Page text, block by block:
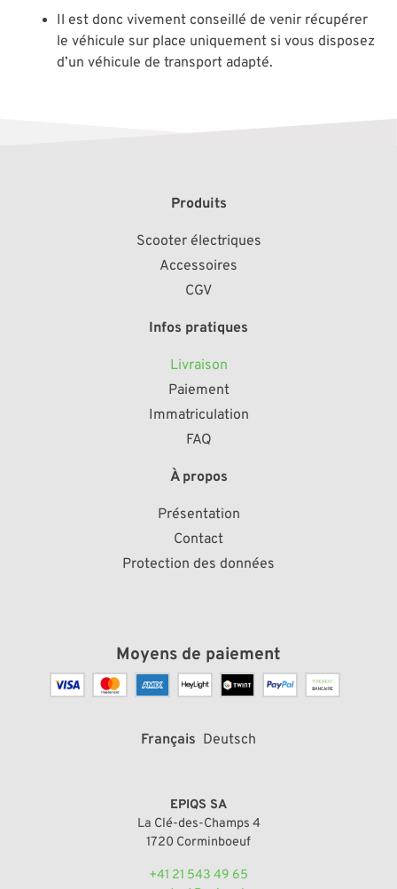
Il est donc vivement conseillé de venir récupérer
le véhicule sur place uniquement si vous disposez
d’un véhicule de transport adapté.
Produits
Scooter électriques
Accessoires
CGV
Infos pratiques
Livraison
Paiement
Immatriculation
FAQ
À propos
Présentation
Contact
Protection des données
Moyens de paiement
Français Deutsch
EPIQS SA
La Clé-des-Champs 4
1720 Corminboeuf
+41 21 543 49 65